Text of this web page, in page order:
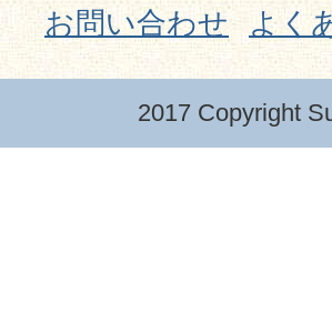
お問い合わせ
よく
2017 Copyright